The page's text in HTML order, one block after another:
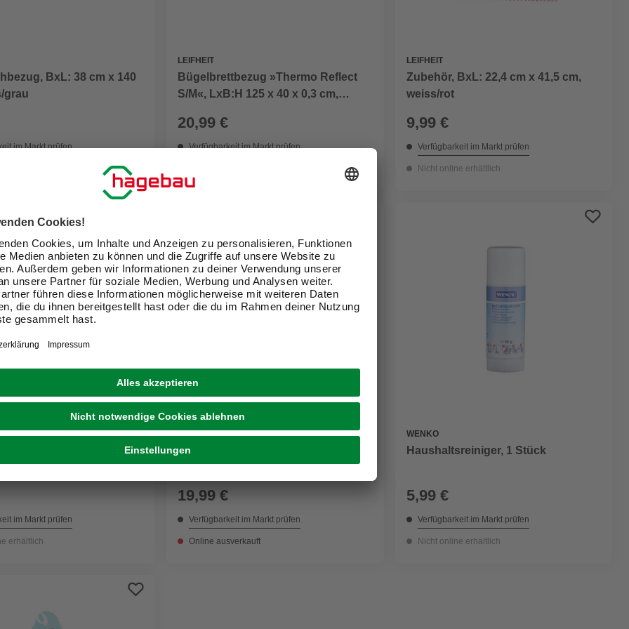
BxL: 38 cm x 140
grau
im Markt prüfen
LEIFHEIT
Bügelbrettbezug »Thermo Reflect
S/M«, LxB:H 125 x 40 x 0,3 cm,
20,99 €
Verfügbarkeit im Markt prüfen
LEIFHEIT
Zubehör, BxL: 22,4 cm x 41,5 cm,
weiss/rot
9,99 €
Verfügbarkeit im Markt prüfen
Nicht online erhältlich
BxL: 38 cm x 125
im Markt prüfen
erhältlich
WENKO
Dampfbügeldecke, 65x100 cm
19,99 €
Verfügbarkeit im Markt prüfen
Online ausverkauft
WENKO
Haushaltsreiniger, 1 Stück
5,99 €
Verfügbarkeit im Markt prüfen
Nicht online erhältlich